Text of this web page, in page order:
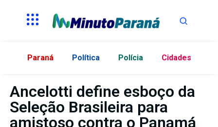
Paraná Política Polícia Cidades
Ancelotti define esboço da
Seleção Brasileira para
amistoso contra o Panamá